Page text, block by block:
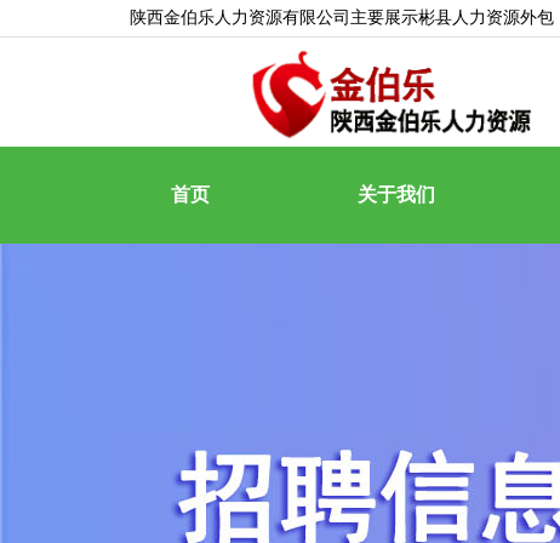
陕西金伯乐人力资源有限公司主要展示彬县人力资源外包
首页 关于我们